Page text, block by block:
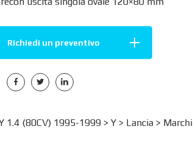
Richiedi un preventivo
1.4 (80CV) 1995-1999 > Y> Lancia> Marchi